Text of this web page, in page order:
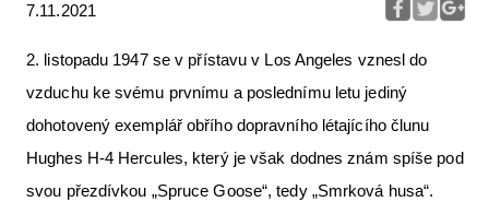
7.11.2021
2. listopadu 1947 se v přístavu v Los Angeles vznesl do
vzduchu ke svému prvnímu a poslednímu letu jediný
dohotovený exemplář obřího dopravního létajícího člunu
Hughes H-4 Hercules, který je však dodnes znám spíše pod
svou přezdívkou „Spruce Goose“, tedy „Smrková husa“.
Pro piloty
Série & speciály